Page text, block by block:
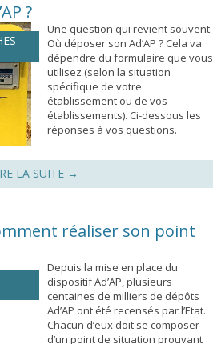
?
Une question qui revient souvent.
Où déposer son Ad’AP ? Cela va
dépendre du formulaire que vous
utilisez (selon la situation
spécifique de votre
établissement ou de vos
établissements). Ci-dessous les
réponses à vos questions.
LA SUITE →
réaliser son point
Depuis la mise en place du
dispositif Ad’AP, plusieurs
centaines de milliers de dépôts
Ad’AP ont été recensés par l’Etat.
Chacun d’eux doit se composer
d’un point de situation prouvant